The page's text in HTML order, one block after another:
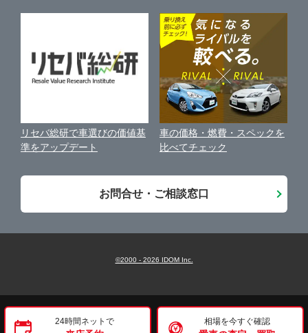
24時間ネットで 相場を今すぐ確認
近くのお店で車を探す
保険代理店業務に関する基本方針
古物営業法に基づく表示
お客様の声
会社案内
リセバ総研で車選びの価値基
準をアップデート
車の価格・燃費・スペックを
比べてチェック
お問合せ・ご相談窓口
©2000 - 2026 IDOM Inc.